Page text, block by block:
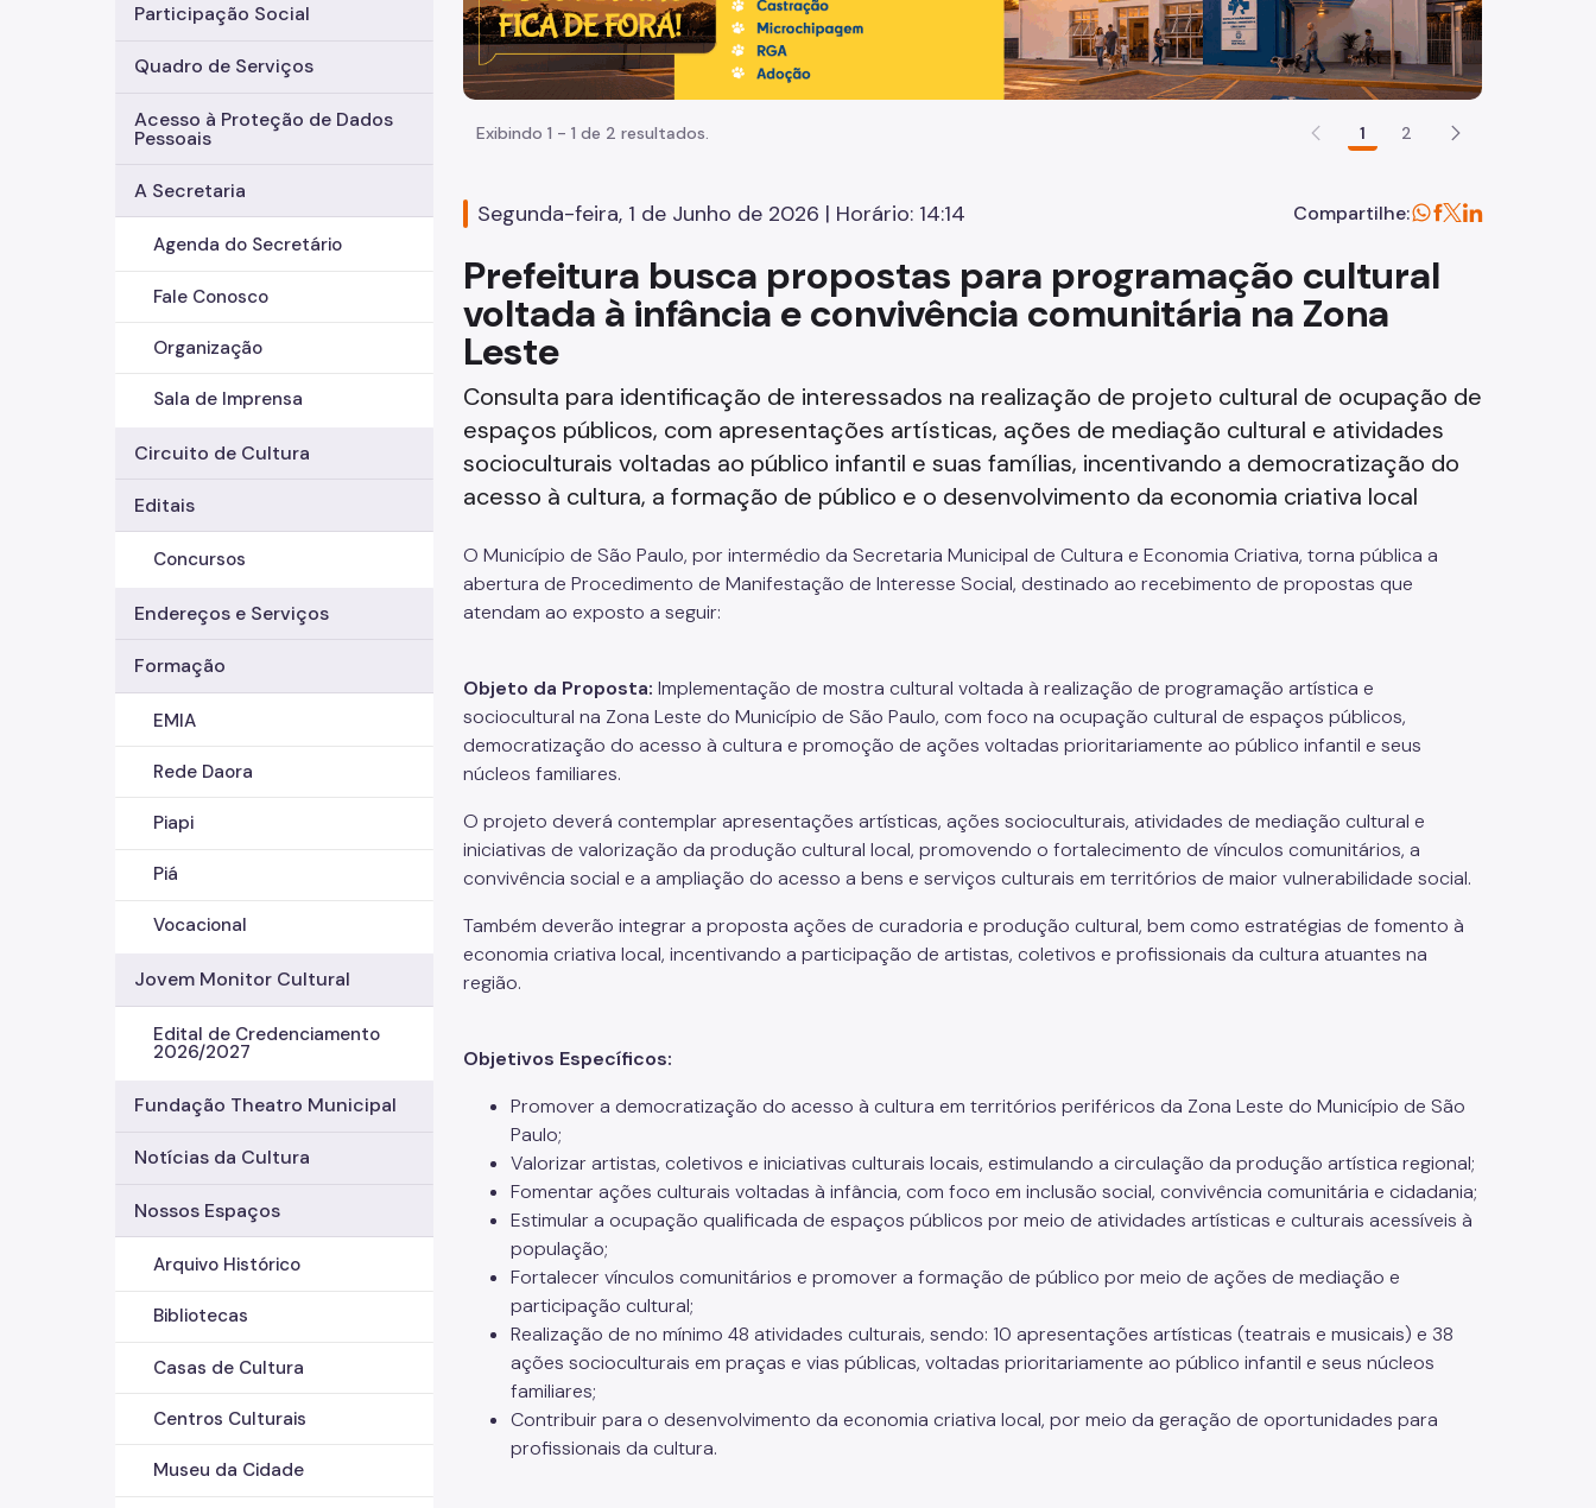
Participação Social
Quadro de Serviços
Acesso à Proteção de Dados
Pessoais
A Secretaria
Agenda do Secretário
Fale Conosco
Organização
Sala de Imprensa
Circuito de Cultura
Editais
Concursos
Endereços e Serviços
Formação
EMIA
Rede Daora
Piapi
Piá
Vocacional
Jovem Monitor Cultural
Edital de Credenciamento
2026/2027
Fundação Theatro Municipal
Notícias da Cultura
Nossos Espaços
Arquivo Histórico
Bibliotecas
Casas de Cultura
Centros Culturais
Museu da Cidade
Exibindo 1 - 1 de 2 resultados. 1 2
Segunda-feira, 1 de Junho de 2026 | Horário: 14:14 Compartilhe:
Prefeitura busca propostas para programação cultural
voltada à infância e convivência comunitária na Zona
Leste
Consulta para identificação de interessados na realização de projeto cultural de ocupação de
espaços públicos, com apresentações artísticas, ações de mediação cultural e atividades
socioculturais voltadas ao público infantil e suas famílias, incentivando a democratização do
acesso à cultura, a formação de público e o desenvolvimento da economia criativa local
O Município de São Paulo, por intermédio da Secretaria Municipal de Cultura e Economia Criativa, torna pública a
abertura de Procedimento de Manifestação de Interesse Social, destinado ao recebimento de propostas que
atendam ao exposto a seguir:
Objeto da Proposta: Implementação de mostra cultural voltada à realização de programação artística e
sociocultural na Zona Leste do Município de São Paulo, com foco na ocupação cultural de espaços públicos,
democratização do acesso à cultura e promoção de ações voltadas prioritariamente ao público infantil e seus
núcleos familiares.
O projeto deverá contemplar apresentações artísticas, ações socioculturais, atividades de mediação cultural e
iniciativas de valorização da produção cultural local, promovendo o fortalecimento de vínculos comunitários, a
convivência social e a ampliação do acesso a bens e serviços culturais em territórios de maior vulnerabilidade social.
Também deverão integrar a proposta ações de curadoria e produção cultural, bem como estratégias de fomento à
economia criativa local, incentivando a participação de artistas, coletivos e profissionais da cultura atuantes na
região.
Objetivos Específicos:
Promover a democratização do acesso à cultura em territórios periféricos da Zona Leste do Município de São
Paulo;
Valorizar artistas, coletivos e iniciativas culturais locais, estimulando a circulação da produção artística regional;
Fomentar ações culturais voltadas à infância, com foco em inclusão social, convivência comunitária e cidadania;
Estimular a ocupação qualificada de espaços públicos por meio de atividades artísticas e culturais acessíveis à
população;
Fortalecer vínculos comunitários e promover a formação de público por meio de ações de mediação e
participação cultural;
Realização de no mínimo 48 atividades culturais, sendo: 10 apresentações artísticas (teatrais e musicais) e 38
ações socioculturais em praças e vias públicas, voltadas prioritariamente ao público infantil e seus núcleos
familiares;
Contribuir para o desenvolvimento da economia criativa local, por meio da geração de oportunidades para
profissionais da cultura.